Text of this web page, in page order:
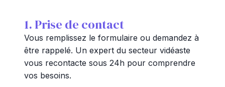
1. Prise de contact
Vous remplissez le formulaire ou demandez à
être rappelé. Un expert du secteur vidéaste
vous recontacte sous 24h pour comprendre
vos besoins.